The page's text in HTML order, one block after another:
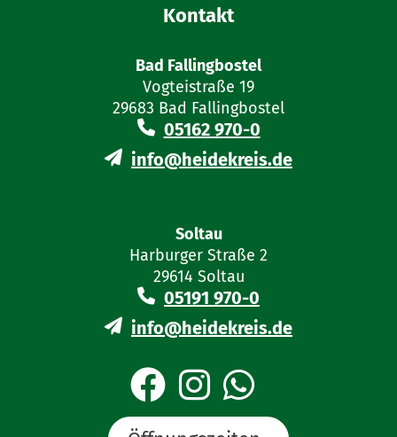
Kontakt
Bad Fallingbostel
Vogteistraße 19
29683 Bad Fallingbostel
05162 970-0
info@heidekreis.de
Soltau
Harburger Straße 2
29614 Soltau
05191 970-0
info@heidekreis.de